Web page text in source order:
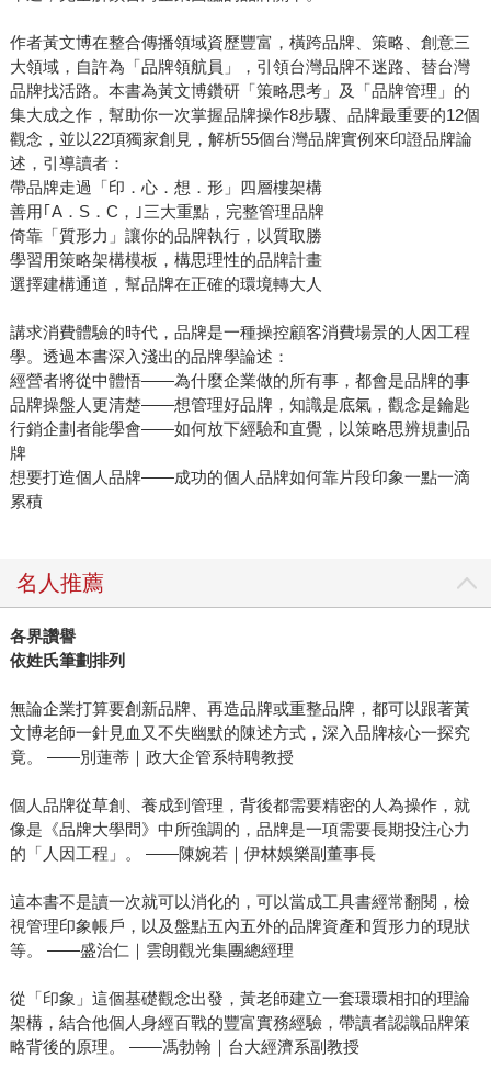
作者黃文博在整合傳播領域資歷豐富，橫跨品牌、策略、創意三
大領域，自許為「品牌領航員」，引領台灣品牌不迷路、替台灣
品牌找活路。本書為黃文博鑽研「策略思考」及「品牌管理」的
集大成之作，幫助你一次掌握品牌操作8步驟、品牌最重要的12個
觀念，並以22項獨家創見，解析55個台灣品牌實例來印證品牌論
述，引導讀者：
帶品牌走過「印．心．想．形」四層樓架構
善用｢A．S．C，｣三大重點，完整管理品牌
倚靠「質形力」讓你的品牌執行，以質取勝
學習用策略架構模板，構思理性的品牌計畫
選擇建構通道，幫品牌在正確的環境轉大人
講求消費體驗的時代，品牌是一種操控顧客消費場景的人因工程
學。透過本書深入淺出的品牌學論述：
經營者將從中體悟——為什麼企業做的所有事，都會是品牌的事
品牌操盤人更清楚——想管理好品牌，知識是底氣，觀念是鑰匙
行銷企劃者能學會——如何放下經驗和直覺，以策略思辨規劃品
牌
想要打造個人品牌——成功的個人品牌如何靠片段印象一點一滴
累積
名人推薦
各界讚譽
依姓氏筆劃排列
無論企業打算要創新品牌、再造品牌或重整品牌，都可以跟著黃
文博老師一針見血又不失幽默的陳述方式，深入品牌核心一探究
竟。 ——別蓮蒂｜政大企管系特聘教授
個人品牌從草創、養成到管理，背後都需要精密的人為操作，就
像是《品牌大學問》中所強調的，品牌是一項需要長期投注心力
的「人因工程」。 ——陳婉若｜伊林娛樂副董事長
這本書不是讀一次就可以消化的，可以當成工具書經常翻閱，檢
視管理印象帳戶，以及盤點五內五外的品牌資產和質形力的現狀
等。 ——盛治仁｜雲朗觀光集團總經理
從「印象」這個基礎觀念出發，黃老師建立一套環環相扣的理論
架構，結合他個人身經百戰的豐富實務經驗，帶讀者認識品牌策
略背後的原理。 ——馮勃翰｜台大經濟系副教授